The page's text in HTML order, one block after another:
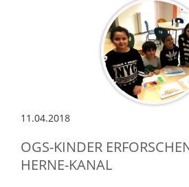
11.04.2018
OGS-KINDER
HERNE-KANAL